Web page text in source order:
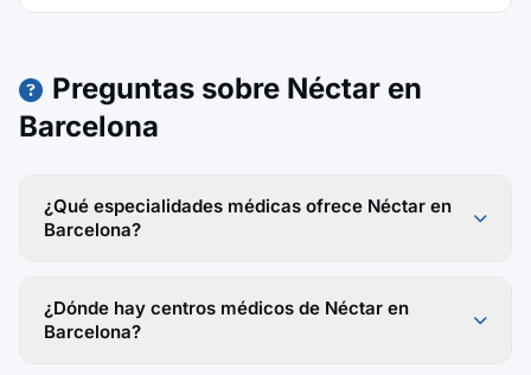
Preguntas sobre Néctar en
Barcelona
¿Qué especialidades médicas ofrece Néctar en
Barcelona?
¿Dónde hay centros médicos de Néctar en
Barcelona?